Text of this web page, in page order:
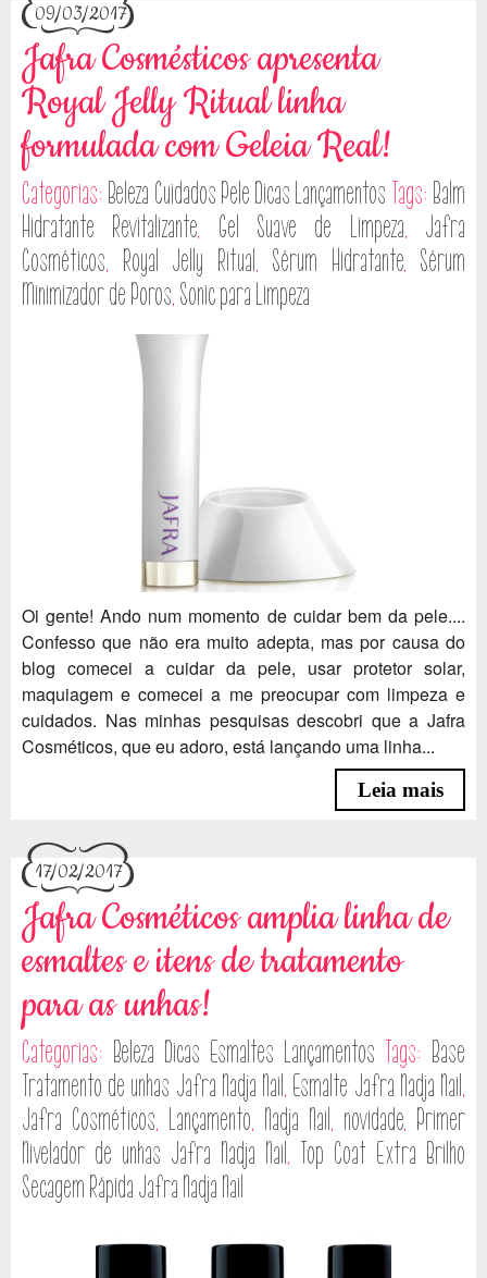
09/03/2017
Jafra Cosmésticos apresenta
Royal Jelly Ritual linha
formulada com Geleia Real!
Categorias: Beleza Cuidados Pele Dicas Lançamentos Tags: Balm
Hidratante Revitalizante, Gel Suave de Limpeza, Jafra
Cosméticos, Royal Jelly Ritual, Sérum Hidratante, Sérum
Minimizador de Poros, Sonic para Limpeza
Oi gente! Ando num momento de cuidar bem da pele....
Confesso que não era muito adepta, mas por causa do
blog comecei a cuidar da pele, usar protetor solar,
maquiagem e comecei a me preocupar com limpeza e
cuidados. Nas minhas pesquisas descobri que a Jafra
Cosméticos, que eu adoro, está lançando uma linha...
Leia mais
17/02/2017
Jafra Cosméticos amplia linha de
esmaltes e itens de tratamento
para as unhas!
Categorias: Beleza Dicas Esmaltes Lançamentos Tags: Base
Tratamento de unhas Jafra Nadja Nail, Esmalte Jafra Nadja Nail,
Jafra Cosméticos, Lançamento, Nadja Nail, novidade, Primer
Nivelador de unhas Jafra Nadja Nail, Top Coat Extra Brilho
Secagem Rápida Jafra Nadja Nail